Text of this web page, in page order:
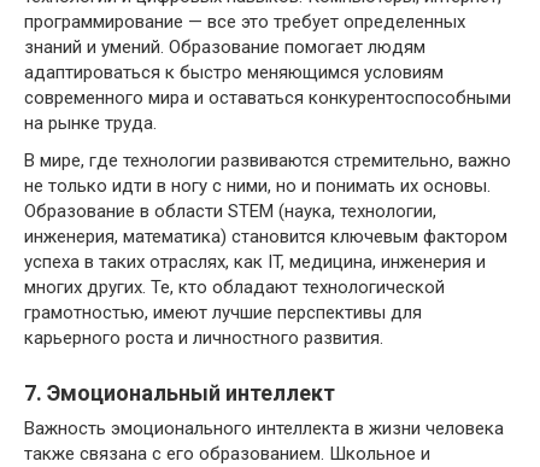
программирование — все это требует определенных
знаний и умений. Образование помогает людям
адаптироваться к быстро меняющимся условиям
современного мира и оставаться конкурентоспособными
на рынке труда.
В мире, где технологии развиваются стремительно, важно
не только идти в ногу с ними, но и понимать их основы.
Образование в области STEM (наука, технологии,
инженерия, математика) становится ключевым фактором
успеха в таких отраслях, как IT, медицина, инженерия и
многих других. Те, кто обладают технологической
грамотностью, имеют лучшие перспективы для
карьерного роста и личностного развития.
7. Эмоциональный интеллект
Важность эмоционального интеллекта в жизни человека
также связана с его образованием. Школьное и